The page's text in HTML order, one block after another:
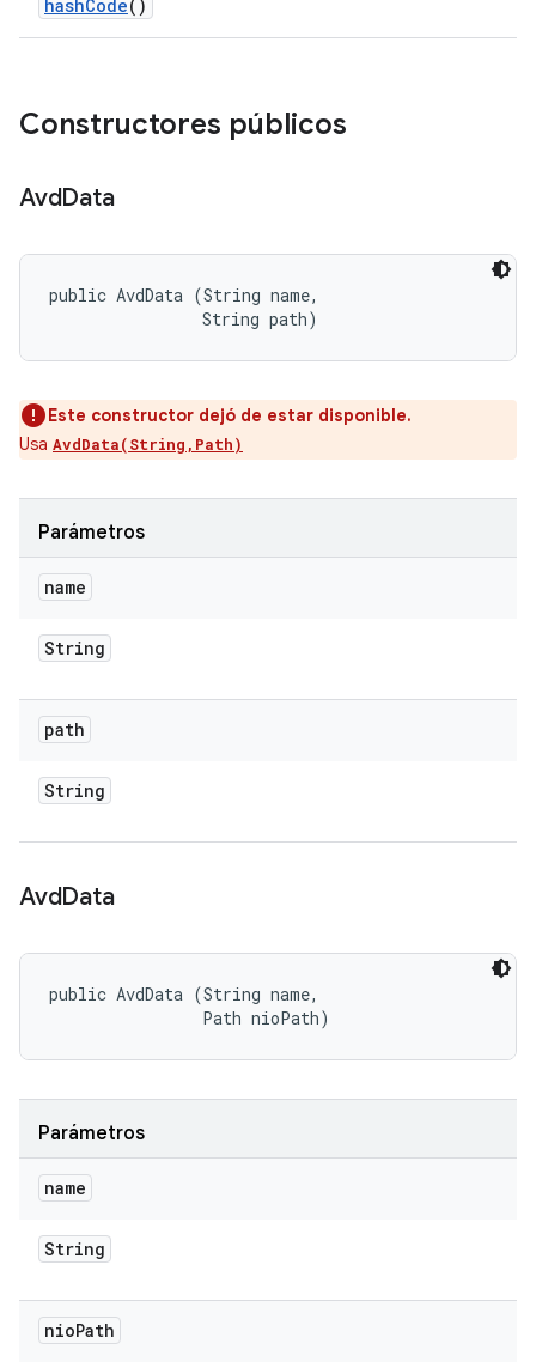
hashCode()
Constructores públicos
AvdData
public AvdData (String name,
                String path)
Este constructor dejó de estar disponible.
Usa AvdData(String,Path)
Parámetros
name
String
path
String
AvdData
public AvdData (String name,
                Path nioPath)
Parámetros
name
String
nioPath